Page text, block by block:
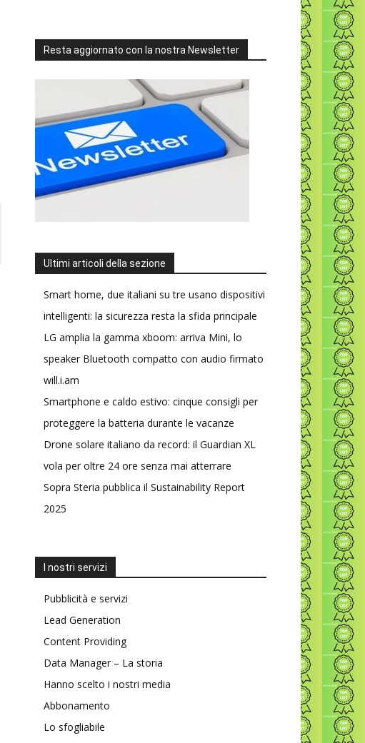
Resta aggiornato con la nostra Newsletter
Ultimi articoli della sezione
Smart home, due italiani su tre usano dispositivi
intelligenti: la sicurezza resta la sfida principale
LG amplia la gamma xboom: arriva Mini, lo
speaker Bluetooth compatto con audio firmato
will.i.am
Smartphone e caldo estivo: cinque consigli per
proteggere la batteria durante le vacanze
Drone solare italiano da record: il Guardian XL
vola per oltre 24 ore senza mai atterrare
Sopra Steria pubblica il Sustainability Report
2025
I nostri servizi
Pubblicità e servizi
Lead Generation
Content Providing
Data Manager – La storia
Hanno scelto i nostri media
Abbonamento
Lo sfogliabile